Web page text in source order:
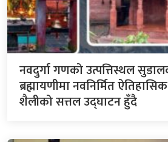
नवदुर्गा गणको उत्पत्तिस्थल
ब्रह्मायणीमा नवनिर्मित
शैलीको सत्तल उद्घाटन हुँदै